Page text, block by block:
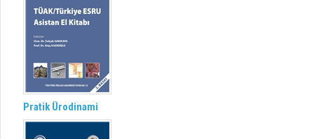
Pratik Ürodinami